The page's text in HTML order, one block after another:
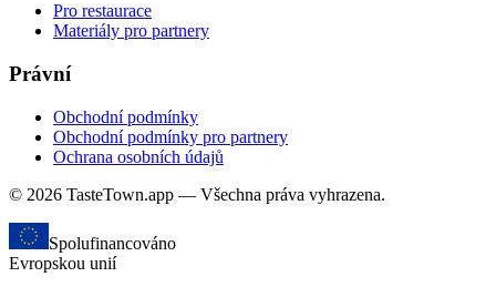
Pro restaurace
Materiály pro partnery
Právní
Obchodní podmínky
Obchodní podmínky pro partnery
Ochrana osobních údajů
© 2026 TasteTown.app — Všechna práva vyhrazena.
Spolufinancováno
Evropskou unií